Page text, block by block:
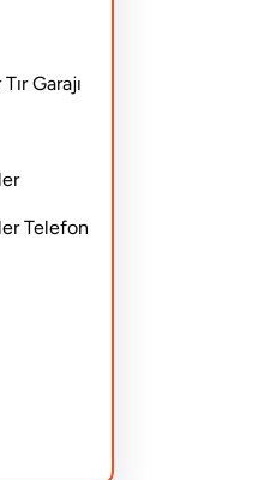
Garajı
Telefon